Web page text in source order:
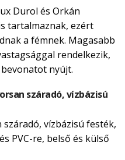
Durol és Orkán
tartalmaznak, ezért
a fémnek. Magasabb
rendelkezik,
nyújt.
száradó, vízbázisú
vízbázisú festék,
PVC-re, belső és külső